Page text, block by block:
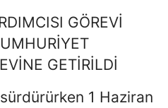
GÖREVİ
GETİRİLDİ
1 Haziran